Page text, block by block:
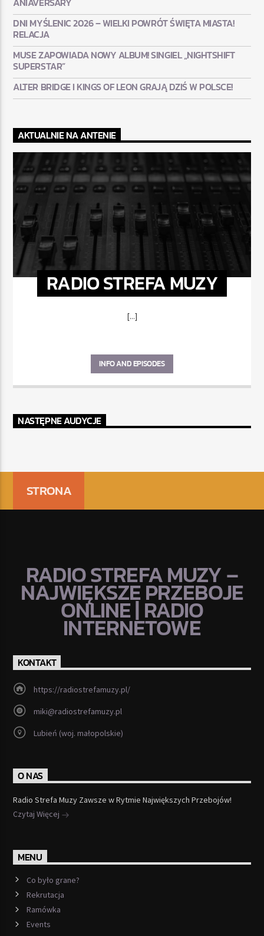
DNI MYŚLENIC 2026 – WIELKI POWRÓT ŚWIĘTA MIASTA!
RELACJA
MUSE ZAPOWIADA NOWY ALBUM! SINGIEL „NIGHTSHIFT
SUPERSTAR”
ALTER BRIDGE I KINGS OF LEON GRAJĄ DZIŚ W POLSCE!
AKTUALNIE NA ANTENIE
RADIO STREFA MUZY
[...]
INFO AND EPISODES
NASTĘPNE AUDYCJE
STRONA
RADIO STREFA MUZY –
NAJWIĘKSZE PRZEBOJE
ONLINE | RADIO
INTERNETOWE
KONTAKT
https://radiostrefamuzy.pl/
miki@radiostrefamuzy.pl
Lubień (woj. małopolskie)
O NAS
Radio Strefa Muzy Zawsze w Rytmie Największych Przebojów!
Czytaj Więcej
MENU
Co było grane?
Rekrutacja
Ramówka
Events